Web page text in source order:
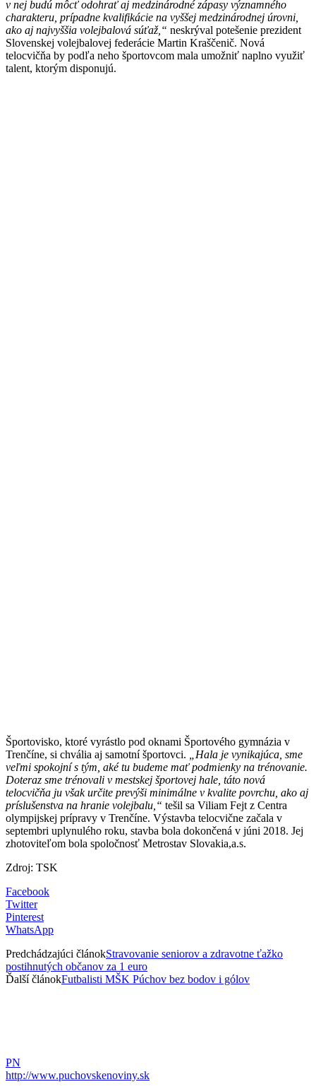
v nej budú môcť odohrať aj medzinárodné zápasy významného
charakteru, prípadne kvalifikácie na vyššej medzinárodnej úrovni,
ako aj najvyššia volejbalová súťaž,“ neskrýval potešenie prezident
Slovenskej volejbalovej federácie Martin Kraščenič. Nová
telocvičňa by podľa neho športovcom mala umožniť naplno využiť
talent, ktorým disponujú.
Športovisko, ktoré vyrástlo pod oknami Športového gymnázia v
Trenčíne, si chvália aj samotní športovci.
„Hala je vynikajúca, sme
veľmi spokojní s tým, aké tu budeme mať podmienky na trénovanie.
Doteraz sme trénovali v mestskej športovej hale, táto nová
telocvičňa ju však určite prevýši minimálne v kvalite povrchu, ako aj
príslušenstva na hranie volejbalu,“ tešil sa Viliam Fejt z Centra
olympijskej prípravy v Trenčíne. Výstavba telocvične začala v
septembri uplynulého roku, stavba bola dokončená v júni 2018. Jej
zhotoviteľom bola spoločnosť Metrostav Slovakia,a.s.
Zdroj: TSK
Facebook
Twitter
Pinterest
WhatsApp
Predchádzajúci článokStravovanie seniorov a zdravotne ťažko
postihnutých občanov za 1 euro
Ďalší článokFutbalisti MŠK Púchov bez bodov i gólov
PN
http://www.puchovskenoviny.sk